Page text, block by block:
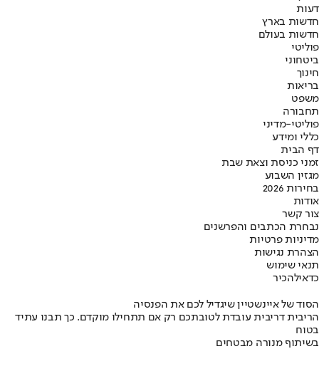
דעות
חדשות בארץ
חדשות בעולם
פוליטי
ביטחוני
חינוך
בריאות
משפט
תחבורה
פוליטי-מדיני
כללי ומידע
דף הבית
זמני כניסת וצאת שבת
מגזין השבוע
בחירות 2026
אודות
צור קשר
נבחרת הכתבים והפרשנים
מדיניות פרטיות
הצהרת נגישות
תנאי שימוש
כדאילהכיר
הסוד של איינשטיין שיגדיל לכם את הפנסיה
הריבית דריבית עובדת לטובתכם רק אם תתחילו מוקדם. כך תבנו עתיד
בטוח
בשיתוף מנורה מבטחים